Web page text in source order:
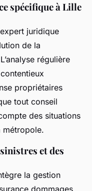
spécifique à Lille
juridique
de la
régulière
propriétaires
tout conseil
des situations
métropole.
et des
la gestion
dommages